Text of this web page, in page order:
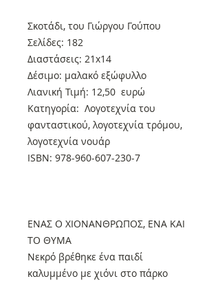
Σκοτάδι, του Γιώργου Γούπου
Σελίδες: 182
Διαστάσεις: 21x14
Δέσιμο: μαλακό εξώφυλλο
Λιανική Τιμή: 12,50 ευρώ
Κατηγορία: Λογοτεχνία του
φανταστικού, λογοτεχνία τρόμου,
λογοτεχνία νουάρ
ISBN: 978-960-607-230-7
ΕΝΑΣ Ο ΧΙΟΝΑΝΘΡΩΠΟΣ, ΕΝΑ ΚΑΙ
ΤΟ ΘΥΜΑ
Νεκρό βρέθηκε ένα παιδί
καλυμμένο με χιόνι στο πάρκο